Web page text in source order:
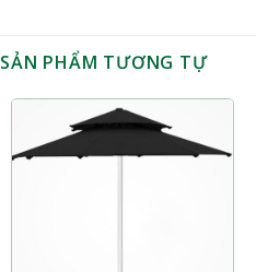
SẢN PHẨM TƯƠNG TỰ